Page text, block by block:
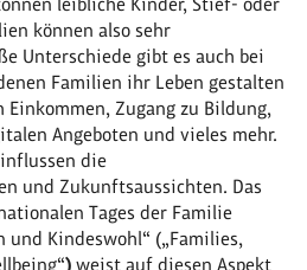
können also sehr
Unterschiede gibt es auch bei
Familien ihr Leben gestalten
Zugang zu Bildung,
Angeboten und vieles mehr.
die
und Zukunftsaussichten. Das
Tages der Familie
und Kindeswohl“ („Families,
)weist auf diesen Aspekt